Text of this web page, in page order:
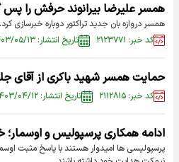
همسر علیرضا بیرانوند حرفش را
همسر دروازه بان جدید تراکتور دوباره خبرسازی کرد.
کد خبر: ۲۱۲۳۷۷۱
تاریخ انتشار: ۱۴۰۳/۰۵/۱۳
حمایت همسر شهید باکری از آقای
کد خبر: ۲۱۱۲۸۱۵ تاریخ انتشار: ۱۴۰۳/۰۴/۱۲
ادامه همکاری پرسپولیس و اوسمار؛
پرسپولیسی ها امیدوار هستند با پاسخ مثبت